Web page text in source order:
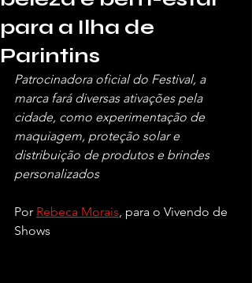
para a Ilha de
Parintins
Patrocinadora oficial do Festival, a
marca fará diversas ativações pela
cidade, como experimentação de
maquiagem, proteção solar e
distribuição de produtos e brindes
personalizados
Por Rebeca Morais, para o Vivendo de
Shows